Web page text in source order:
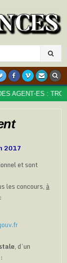
: TROP, C’EST
2017
et sont
les concours, à
, d’un